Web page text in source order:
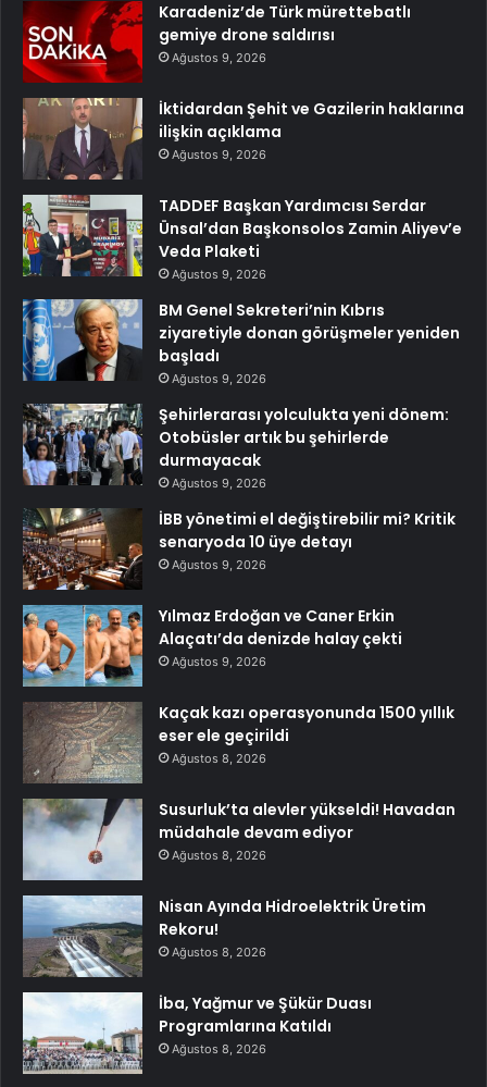
Karadeniz’de Türk mürettebatlı
gemiye drone saldırısı
Ağustos 9, 2026
İktidardan Şehit ve Gazilerin haklarına
ilişkin açıklama
Ağustos 9, 2026
TADDEF Başkan Yardımcısı Serdar
Ünsal’dan Başkonsolos Zamin Aliyev’e
Veda Plaketi
Ağustos 9, 2026
BM Genel Sekreteri’nin Kıbrıs
ziyaretiyle donan görüşmeler yeniden
başladı
Ağustos 9, 2026
Şehirlerarası yolculukta yeni dönem:
Otobüsler artık bu şehirlerde
durmayacak
Ağustos 9, 2026
İBB yönetimi el değiştirebilir mi? Kritik
senaryoda 10 üye detayı
Ağustos 9, 2026
Yılmaz Erdoğan ve Caner Erkin
Alaçatı’da denizde halay çekti
Ağustos 9, 2026
Kaçak kazı operasyonunda 1500 yıllık
eser ele geçirildi
Ağustos 8, 2026
Susurluk’ta alevler yükseldi! Havadan
müdahale devam ediyor
Ağustos 8, 2026
Nisan Ayında Hidroelektrik Üretim
Rekoru!
Ağustos 8, 2026
İba, Yağmur ve Şükür Duası
Programlarına Katıldı
Ağustos 8, 2026